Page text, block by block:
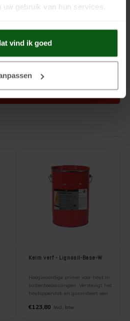
gebruik van hun services.
vind ik goed
gelden slechts als vrijblijvende
eigen verantwoordelijkheid. Wij kunnen
kwaliteit van het product zelf.
Keim verf - Lignosil-Base-W
Hoogwaardige primer voor hout in
buitentoepassingen. Verstevigt het
houtoppervlak en garandeert een
kleurlaag KEIM Lignosil-Color.
€123,80 Incl. btw